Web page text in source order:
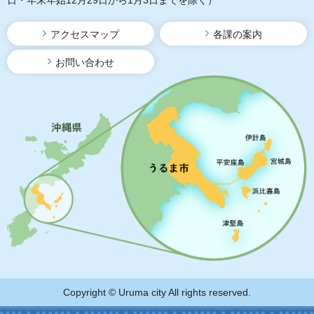
アクセスマップ 各課の案内
お問い合わせ
Copyright © Uruma city All rights reserved.